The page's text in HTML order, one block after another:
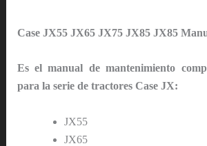
Case JX55 JX65 JX75 JX85 JX85
Es el manual de mantenimiento
para la serie de tractores Case JX:
JX55
JX65